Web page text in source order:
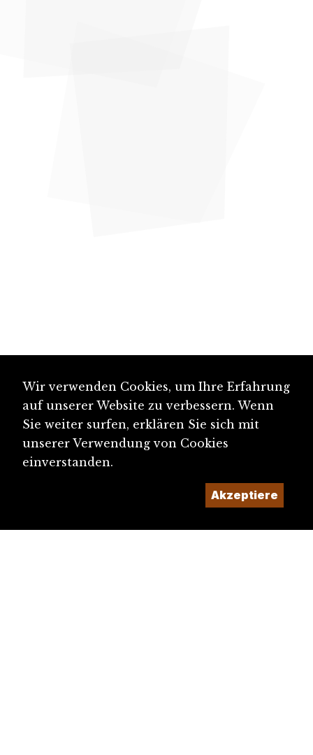
Wir verwenden Cookies, um Ihre Erfahrung
auf unserer Website zu verbessern. Wenn
Sie weiter surfen, erklären Sie sich mit
unserer Verwendung von Cookies
einverstanden.
Akzeptiere